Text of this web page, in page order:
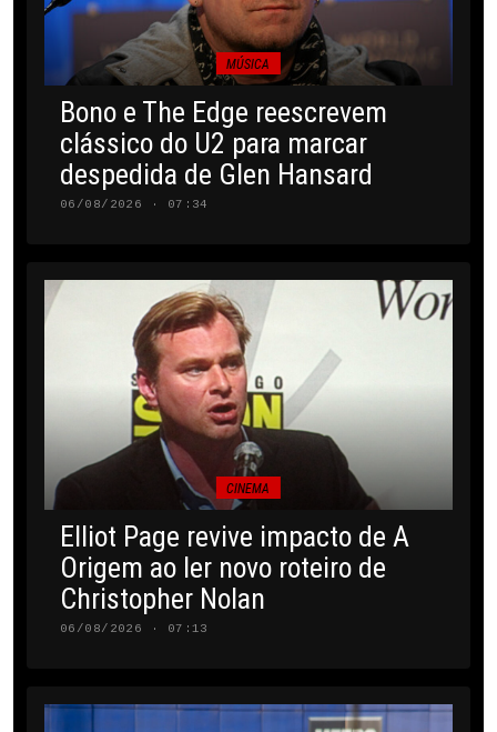
MÚSICA
Bono e The Edge reescrevem
clássico do U2 para marcar
despedida de Glen Hansard
06/08/2026 · 07:34
CINEMA
Elliot Page revive impacto de A
Origem ao ler novo roteiro de
Christopher Nolan
06/08/2026 · 07:13